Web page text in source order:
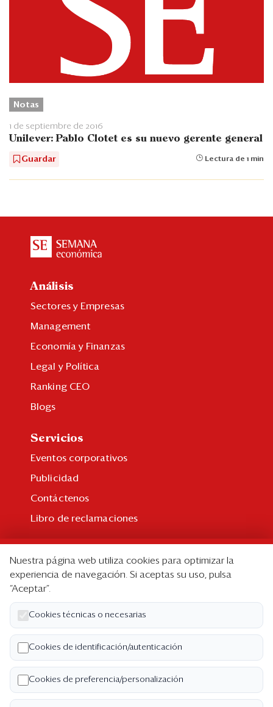
Notas
1 de septiembre de 2016
Unilever: Pablo Clotet es su nuevo gerente general
Guardar Lectura de 1 min
Análisis
Sectores y Empresas
Management
Economía y Finanzas
Legal y Política
Ranking CEO
Blogs
Servicios
Eventos corporativos
Publicidad
Contáctenos
Libro de reclamaciones
Suscripción individual
Paquetes corporativos
Edición Impresa
Nosotros
Quiénes somos
Código de ética
Términos y Condiciones
Nuestra página web utiliza cookies para optimizar la
experiencia de navegación. Si aceptas su uso, pulsa
“Aceptar”.
Cookies técnicas o necesarias
Cookies de identificación/autenticación
Cookies de preferencia/personalización